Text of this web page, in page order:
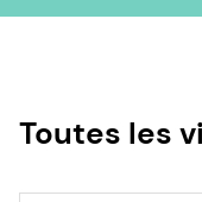
La vitamine K
l'UE avec des
Toutes les